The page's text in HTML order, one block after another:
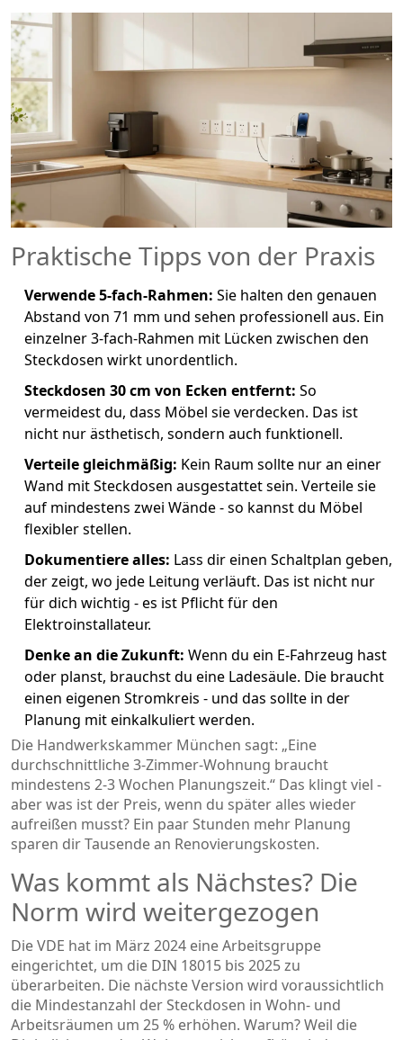
Praktische Tipps von der Praxis
Verwende 5-fach-Rahmen: Sie halten den genauen
Abstand von 71 mm und sehen professionell aus. Ein
einzelner 3-fach-Rahmen mit Lücken zwischen den
Steckdosen wirkt unordentlich.
Steckdosen 30 cm von Ecken entfernt: So
vermeidest du, dass Möbel sie verdecken. Das ist
nicht nur ästhetisch, sondern auch funktionell.
Verteile gleichmäßig: Kein Raum sollte nur an einer
Wand mit Steckdosen ausgestattet sein. Verteile sie
auf mindestens zwei Wände - so kannst du Möbel
flexibler stellen.
Dokumentiere alles: Lass dir einen Schaltplan geben,
der zeigt, wo jede Leitung verläuft. Das ist nicht nur
für dich wichtig - es ist Pflicht für den
Elektroinstallateur.
Denke an die Zukunft: Wenn du ein E-Fahrzeug hast
oder planst, brauchst du eine Ladesäule. Die braucht
einen eigenen Stromkreis - und das sollte in der
Planung mit einkalkuliert werden.
Die Handwerkskammer München sagt: „Eine
durchschnittliche 3-Zimmer-Wohnung braucht
mindestens 2-3 Wochen Planungszeit.“ Das klingt viel -
aber was ist der Preis, wenn du später alles wieder
aufreißen musst? Ein paar Stunden mehr Planung
sparen dir Tausende an Renovierungskosten.
Was kommt als Nächstes? Die
Norm wird weitergezogen
Die VDE hat im März 2024 eine Arbeitsgruppe
eingerichtet, um die DIN 18015 bis 2025 zu
überarbeiten. Die nächste Version wird voraussichtlich
die Mindestanzahl der Steckdosen in Wohn- und
Arbeitsräumen um 25 % erhöhen. Warum? Weil die